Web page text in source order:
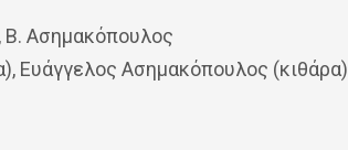
Β. Ασημακόπουλος
Ευάγγελος Ασημακόπουλος (κιθάρα)